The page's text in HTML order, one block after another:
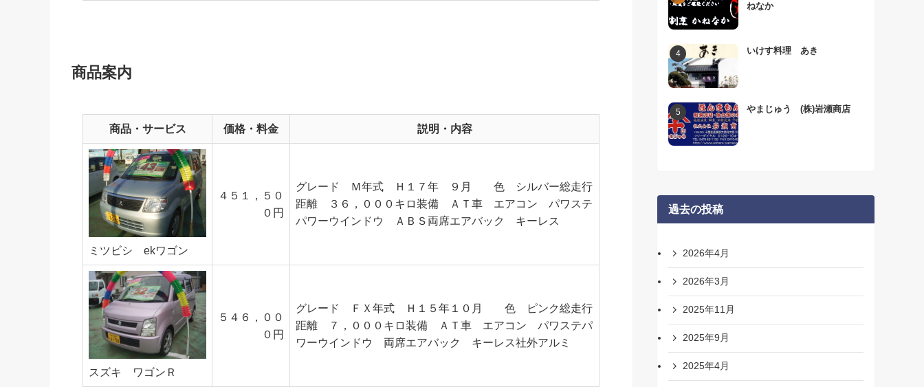
商品案内
商品・サービス 価格・料金 説明・内容
ミツビシ ekワゴン
４５１，５０
０円
グレード Ｍ年式 Ｈ１７年 ９月 色 シルバー総走行
距離 ３６，０００キロ装備 ＡＴ車 エアコン パワステ
パワーウインドウ ＡＢＳ両席エアバック キーレス
スズキ ワゴンＲ
５４６，００
０円
グレード ＦＸ年式 Ｈ１５年１０月 色 ピンク総走行
距離 ７，０００キロ装備 ＡＴ車 エアコン パワステパ
ワーウインドウ 両席エアバック キーレス社外アルミ
ねなか
いけす料理 あき
やまじゅう (株)岩瀬商店
過去の投稿
2026年4月
2026年3月
2025年11月
2025年9月
2025年4月